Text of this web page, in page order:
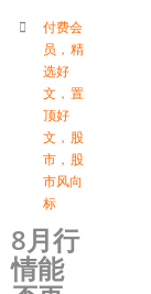
付费会
员 ， 精
选好
文 ， 置
顶好
文 ， 股
市 ， 股
市风向
标
8月行
情能